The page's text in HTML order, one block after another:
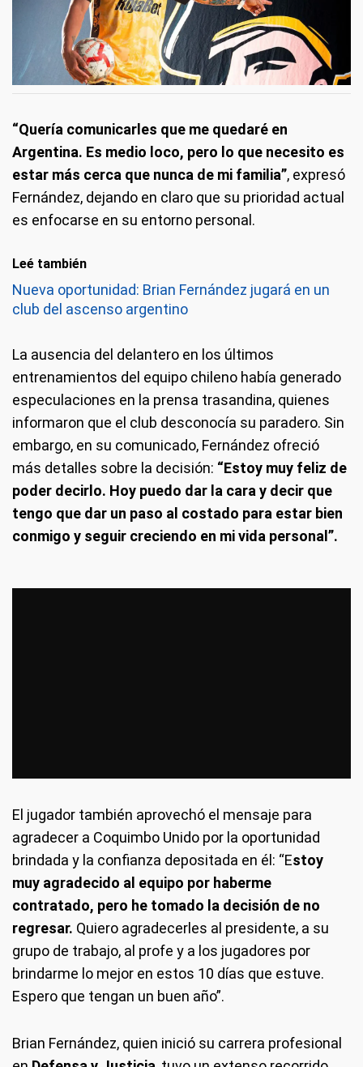
“Quería comunicarles que me quedaré en
Argentina. Es medio loco, pero lo que necesito es
estar más cerca que nunca de mi familia”, expresó
Fernández, dejando en claro que su prioridad actual
es enfocarse en su entorno personal.
Leé también
Nueva oportunidad: Brian Fernández jugará en un
club del ascenso argentino
La ausencia del delantero en los últimos
entrenamientos del equipo chileno había generado
especulaciones en la prensa trasandina, quienes
informaron que el club desconocía su paradero. Sin
embargo, en su comunicado, Fernández ofreció
más detalles sobre la decisión: “Estoy muy feliz de
poder decirlo. Hoy puedo dar la cara y decir que
tengo que dar un paso al costado para estar bien
conmigo y seguir creciendo en mi vida personal”.
El jugador también aprovechó el mensaje para
agradecer a Coquimbo Unido por la oportunidad
brindada y la confianza depositada en él: “Estoy
muy agradecido al equipo por haberme
contratado, pero he tomado la decisión de no
regresar. Quiero agradecerles al presidente, a su
grupo de trabajo, al profe y a los jugadores por
brindarme lo mejor en estos 10 días que estuve.
Espero que tengan un buen año”.
Brian Fernández, quien inició su carrera profesional